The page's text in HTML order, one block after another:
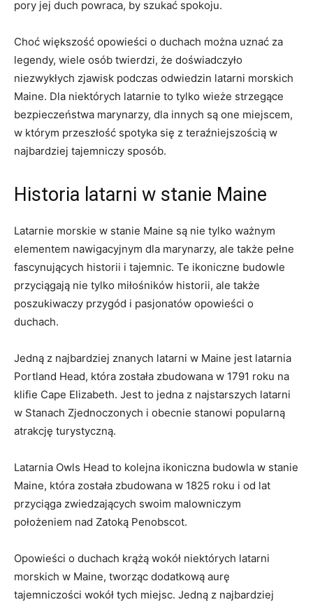
pory‌ jej duch powraca, by​ szukać spokoju.
Choć większość ​opowieści o duchach można uznać za
legendy, ‍wiele osób⁤ twierdzi, że doświadczyło
niezwykłych‌ zjawisk podczas odwiedzin latarni morskich
Maine. Dla niektórych latarnie to tylko wieże strzegące
bezpieczeństwa marynarzy, dla‍ innych są ⁣one miejscem,
w⁣ którym‌ przeszłość spotyka się z teraźniejszością w
najbardziej tajemniczy sposób.
Historia latarni​ w stanie Maine
Latarnie morskie⁣ w stanie Maine⁣ są nie tylko ważnym
elementem nawigacyjnym dla marynarzy, ale⁤ także pełne
fascynujących ​historii i tajemnic. Te ikoniczne budowle
przyciągają⁤ nie tylko miłośników historii,​ ale także
poszukiwaczy przygód i pasjonatów⁣ opowieści o
duchach.
Jedną z najbardziej znanych ⁤latarni w Maine jest latarnia⁢
Portland Head, która została zbudowana w 1791 roku na
klifie ⁤Cape Elizabeth. Jest‌ to jedna z najstarszych latarni
w Stanach Zjednoczonych i⁣ obecnie⁣ stanowi popularną
atrakcję⁢ turystyczną.
Latarnia Owls ⁣Head to ​kolejna ikoniczna budowla w stanie
Maine, ‌która została zbudowana w 1825 roku i od lat
przyciąga zwiedzających swoim malowniczym
położeniem nad Zatoką Penobscot.
Opowieści o duchach krążą wokół niektórych latarni
morskich w ⁣Maine, tworząc ⁣dodatkową aurę
tajemniczości wokół ​tych miejsc. Jedną z najbardziej​